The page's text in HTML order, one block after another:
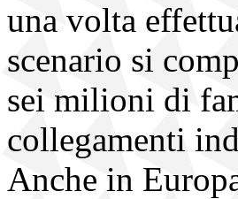
una volta
scenario si
sei milioni di
collegamenti
Anche in